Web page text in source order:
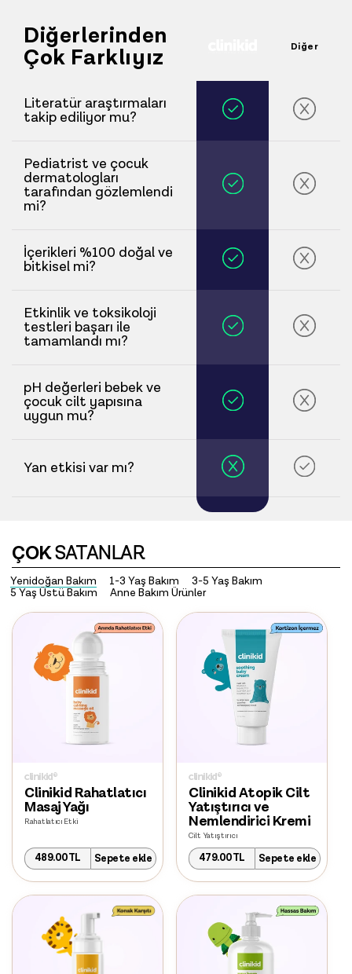
Diğerlerinden
Çok Farklıyız Diğer
Literatür araştırmaları
takip ediliyor mu?
Pediatrist ve çocuk
dermatologları
tarafından gözlemlendi
mi?
İçerikleri %100 doğal ve
bitkisel mi?
Etkinlik ve toksikoloji
testleri başarı ile
tamamlandı mı?
pH değerleri bebek ve
çocuk cilt yapısına
uygun mu?
Yan etkisi var mı?
ÇOKSATANLAR
Yenidoğan Bakım 1-3 Yaş Bakım
3-5 Yaş Bakım
5 Yaş Üstü Bakım
Anne Bakım Ürünler
Clinikid Rahatlatıcı
Masaj Yağı
Rahatlatıcı Etki
Normal
fiyat
489.00TL Sepete ekle
Clinikid Atopik Cilt
Yatıştırıcı ve
Nemlendirici Kremi
Cilt Yatıştırıcı
Normal
fiyat
479.00TL Sepete ekle